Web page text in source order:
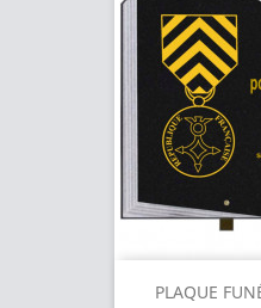
PLAQUE